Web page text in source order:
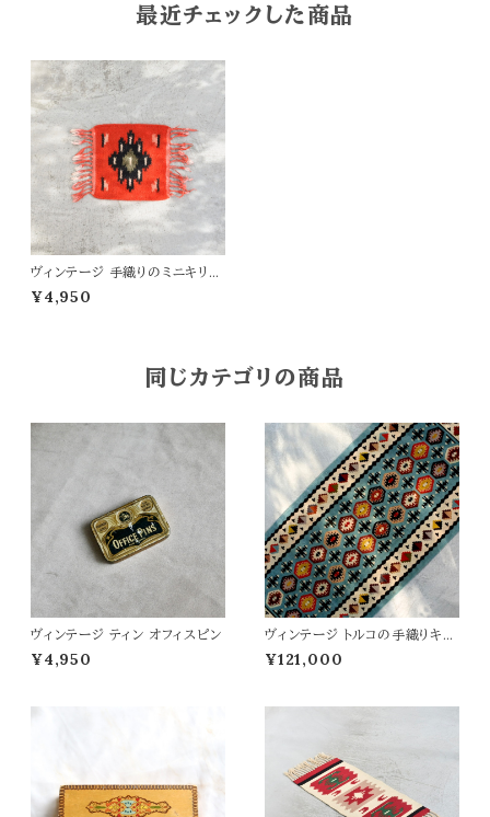
最近チェックした商品
ヴィンテージ 手織りのミニキリム
33×21
¥4,950
同じカテゴリの商品
ヴィンテージ ティン オフィスピン
¥4,950
ヴィンテージ トルコの手織りキリ
ム 66×146
¥121,000